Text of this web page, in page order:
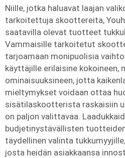
Niille, jotka haluavat laajan
tarkoitettuja skoottereita,
saatavilla olevat tuotteet
Vammaisille tarkoitetut
tarjoamaan monipuolisia
käyttäjille erilaisine kokoineen,
ominaisuuksineen, jotta
mieltymykset voidaan ottaa
sisätilaskootterista raskaisiin
on paljon valittavaa.
budjetinystävällisten
täydellinen valinta
josta heidän asiakkaansa